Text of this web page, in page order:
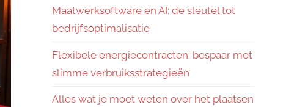
Maatwerksoftware en AI: de sleutel tot
bedrijfsoptimalisatie
Flexibele energiecontracten: bespaar met
slimme verbruiksstrategieën
Alles wat je moet weten over het plaatsen